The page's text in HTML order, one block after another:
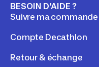
BESOIN D'AIDE ?
Suivre ma commande
Compte Decathlon
Retour & échange